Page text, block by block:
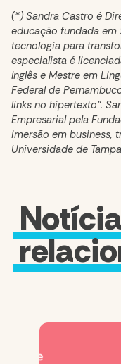
(*) Sandra Castro é
educação fundada
tecnologia para
especialista é
Inglês e Mestre em
Federal de
links no hipertexto”.
Empresarial pela
imersão em business,
Universidade de